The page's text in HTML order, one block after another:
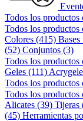
Todos los productos
Todos los productos
Colores (415) Bases
(52) Conjuntos (3)
Todos los productos
Geles (111)
Todos los productos
Todos los productos
Alicates (39) Tijeras
(45) Herramientas